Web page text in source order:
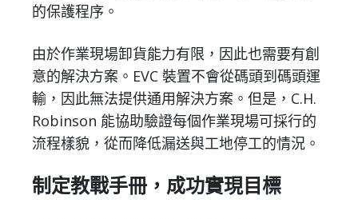
的保護程序。
由於作業現場卸貨能力有限，因此也需要有創
意的解決方案。EVC 裝置不會從碼頭到碼頭運
輸，因此無法提供通用解決方案。但是，C.H.
Robinson 能協助驗證每個作業現場可採行的
流程樣貌，從而降低漏送與工地停工的情況。
制定教戰手冊，成功實現目標